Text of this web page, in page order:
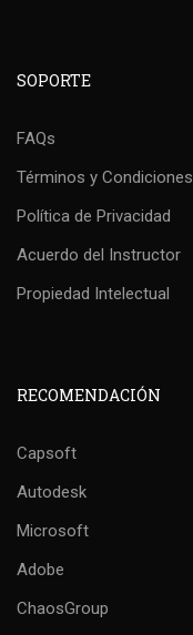
SOPORTE
FAQs
Términos y Condiciones
Política de Privacidad
Acuerdo del Instructor
Propiedad Intelectual
RECOMENDACIÓN
Capsoft
Autodesk
Microsoft
Adobe
ChaosGroup